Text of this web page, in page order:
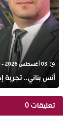
03 أغسطس 2026 - 02:50
أنس بناني.. تجربة
تعليقات 0